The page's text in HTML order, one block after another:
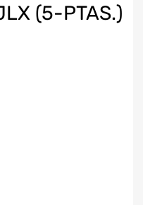
(5-PTAS.)